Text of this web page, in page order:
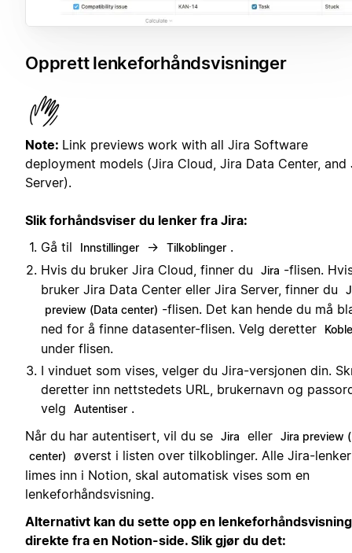
Opprett lenkeforhåndsvisninger
Note: Link previews work with all Jira Software
deployment models (Jira Cloud, Jira Data Center, and
Server).
Slik forhåndsviser du lenker fra Jira:
Gå til
Innstillinger → Tilkoblinger .
Hvis du bruker Jira Cloud, finner du
Jira -flisen.
bruker Jira Data Center eller Jira Server, finner du
preview (Data center) -flisen. Det kan hende du må
ned for å finne datasenter-flisen. Velg deretter
under flisen.
I vinduet som vises, velger du Jira-versjonen din.
deretter inn nettstedets URL, brukernavn og
velg
Autentiser .
Når du har autentisert, vil du se Jira eller Jira preview
center)
øverst i listen over tilkoblinger. Alle Jira-
limes inn i Notion, skal automatisk vises som en
lenkeforhåndsvisning.
Alternativt kan du sette opp en lenkeforhåndsvisning
direkte fra en Notion-side. Slik gjør du det: